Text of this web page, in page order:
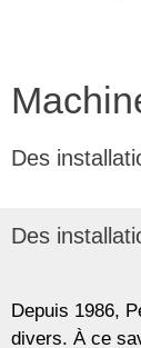
Des
Des
Depuis 1986,
divers. À ce